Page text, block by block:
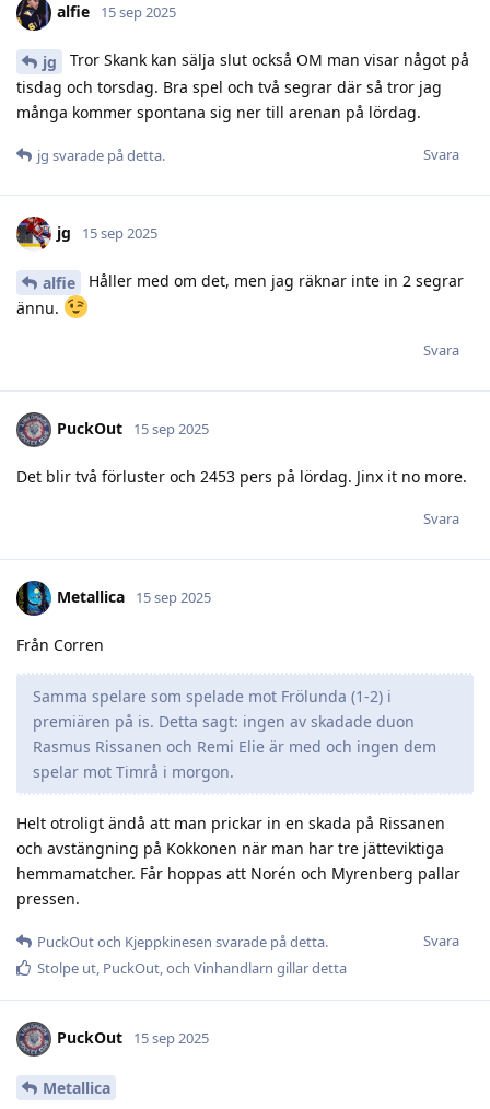
alfie 15 sep 2025
jg
Tror Skank kan sälja slut också OM man visar något på
tisdag och torsdag. Bra spel och två segrar där så tror jag
många kommer spontana sig ner till arenan på lördag.
Svara
jg svarade på detta.
jg 15 sep 2025
alfie
Håller med om det, men jag räknar inte in 2 segrar
ännu.
Svara
PuckOut 15 sep 2025
Det blir två förluster och 2453 pers på lördag. Jinx it no more.
Svara
Metallica 15 sep 2025
Från Corren
Samma spelare som spelade mot Frölunda (1-2) i
premiären på is. Detta sagt: ingen av skadade duon
Rasmus Rissanen och Remi Elie är med och ingen dem
spelar mot Timrå i morgon.
Helt otroligt ändå att man prickar in en skada på Rissanen
och avstängning på Kokkonen när man har tre jätteviktiga
hemmamatcher. Får hoppas att Norén och Myrenberg pallar
pressen.
Svara
PuckOutoch Kjeppkinesen svarade på detta.
Stolpe ut, PuckOut, och Vinhandlarn gillar detta
PuckOut 15 sep 2025
Metallica